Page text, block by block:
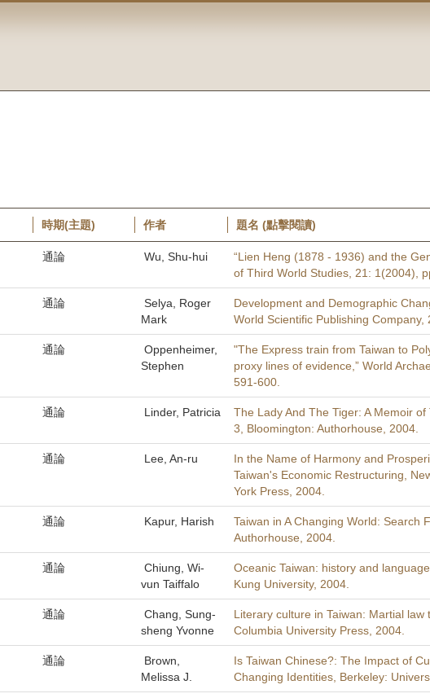
時期(主題) 作者 題名 (點擊閱讀)
通論 Wu, Shu-hui
“Lien Heng (1878 - 1936) and the
of Third World Studies, 21: 1(2004),
通論
Selya, Roger
Mark
Development and Demographic
World Scientific Publishing Company,
通論
Oppenheimer,
Stephen
"The Express train from Taiwan to
proxy lines of evidence,” World
591-600.
通論 Linder, Patricia
The Lady And The Tiger: A Memoir
3, Bloomington: Authorhouse, 2004.
通論 Lee, An-ru
In the Name of Harmony and
Taiwan's Economic Restructuring,
York Press, 2004.
通論 Kapur, Harish
Taiwan in A Changing World: Search
Authorhouse, 2004.
通論
Chiung, Wi-
vun Taiffalo
Oceanic Taiwan: history and
Kung University, 2004.
通論
Chang, Sung-
sheng Yvonne
Literary culture in Taiwan: Martial law
Columbia University Press, 2004.
通論
Brown,
Melissa J.
Is Taiwan Chinese?: The Impact of
Changing Identities, Berkeley: